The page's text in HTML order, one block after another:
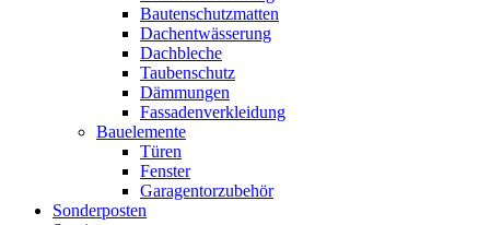
Bautenschutzmatten
Dachentwässerung
Dachbleche
Taubenschutz
Dämmungen
Fassadenverkleidung
Bauelemente
Türen
Fenster
Garagentorzubehör
Sonderposten